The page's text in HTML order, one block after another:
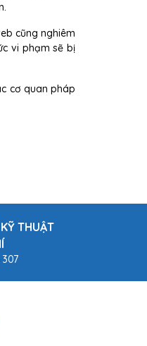
cũng nghiêm
vi phạm sẽ bị
cơ quan pháp
THUẬT